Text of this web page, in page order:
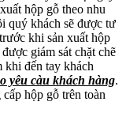
hộp gỗ theo nhu
quý khách sẽ được tư
khi sản xuất hộp
giám sát chặt chẽ
khi đến tay khách
yêu càu khách hàng.
hộp gỗ trên toàn